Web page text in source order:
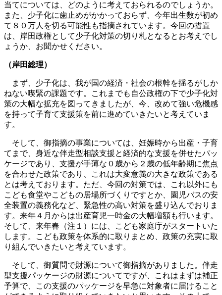
当てについては、どのように考えておられるのでしょうか。
また、少子化に歯止めがかかっておらず、今年出生数が初め
て８０万人を切る可能性も指摘されています。今回の措置
は、岸田政権として少子化対策の切り札となるとお考えでし
ょうか、お聞かせください。
（岸田総理）
まず、少子化は、我が国の経済・社会の根幹を揺るがしか
ねない喫緊の課題です。これまでも自公政権の下で少子化対
策の大幅な拡充を図ってきましたが、今、改めて強い危機感
を持って子育て支援策を前に進めていきたいと考えていま
す。
そして、御指摘の事業については、妊娠時から出産・子育
てまで、身近な伴走型相談支援と経済的な支援を併せたパッ
ケージであり、支援が手薄な０歳から２歳の低年齢期に焦点
を合わせた政策であり、これは大変意義の大きな政策である
とは考えております。ただ、今回の対策では、これ以外にも
こども食堂やこどもの居場所づくりですとか、園児バスの安
全装置の義務化など、緊急性の高い対策を盛り込んでおりま
す。来年４月からは出産育児一時金の大幅増額も行います。
そして、来年春（注１）には、こども家庭庁がスタートいた
します。こども政策を体系的に取りまとめ、政策の充実に取
り組んでいきたいと考えています。
そして、御質問で財源について御指摘がありました。伴走
型支援パッケージの財源についてですが、これはまずは補正
予算で、この支援のパッケージを早急に対象者に届けること